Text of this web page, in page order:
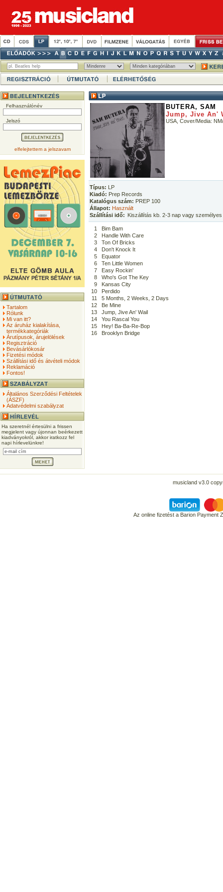
Felhasználónév
Jelszó
elfelejtettem a jelszavam
Tartalom
Rólunk
Mi van itt?
Az áruház kialakítása,
termékkategóriák
Árutípusok, árujelölések
Regisztráció
Bevásárlókosár
Fizetési módok
Szállítási idő és átvételi módok
Reklamáció
Fontos!
Általános Szerződési Feltételek
(ÁSZF)
Adatvédelmi szabályzat
Ha szeretnél értesülni a frissen
megjelent vagy újonnan beérkezett
kiadványokról, akkor iratkozz fel
napi hírlevelünkre!
BUTERA, SAM
Jump, Jive An'
USA, Cover/Media:
Típus: LP
Kiadó: Prep Records
Katalógus szám: PREP 100
Állapot: Használt
Szállítási idő: Kiszállítás kb. 2-3 nap vagy
1
Bim Bam
2
Handle With Care
3
Ton Of Bricks
4
Don't Knock It
5
Equator
6
Ten Little Women
7
Easy Rockin'
8
Who's Got The Key
9
Kansas City
10
Perdido
11
5 Months, 2 Weeks, 2 Days
12
Be Mine
13
Jump, Jive An' Wail
14
You Rascal You
15
Hey! Ba-Ba-Re-Bop
16
Brooklyn Bridge
musicland v3.0
Az online fizetést a Barion Payment